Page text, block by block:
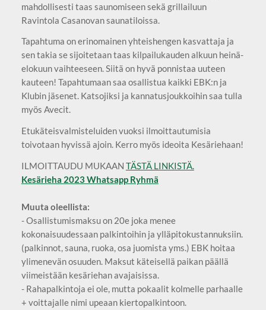
mahdollisesti taas saunomiseen sekä grillailuun
Ravintola Casanovan saunatiloissa.
Tapahtuma on erinomainen yhteishengen kasvattaja ja
sen takia se sijoitetaan taas kilpailukauden alkuun heinä-
elokuun vaihteeseen. Siitä on hyvä ponnistaa uuteen
kauteen! Tapahtumaan saa osallistua kaikki EBK:n ja
Klubin jäsenet. Katsojiksi ja kannatusjoukkoihin saa tulla
myös Avecit.
Etukäteisvalmisteluiden vuoksi ilmoittautumisia
toivotaan hyvissä ajoin. Kerro myös ideoita Kesäriehaan!
ILMOITTAUDU MUKAAN TÄSTÄ LINKISTÄ.
Kesärieha 2023 Whatsapp Ryhmä
Muuta oleellista:
- Osallistumismaksu on 20e joka menee
kokonaisuudessaan palkintoihin ja ylläpitokustannuksiin.
(palkinnot, sauna, ruoka, osa juomista yms.) EBK hoitaa
ylimenevän osuuden. Maksut käteisellä paikan päällä
viimeistään kesäriehan avajaisissa.
- Rahapalkintoja ei ole, mutta pokaalit kolmelle parhaalle
+ voittajalle nimi upeaan kiertopalkintoon.